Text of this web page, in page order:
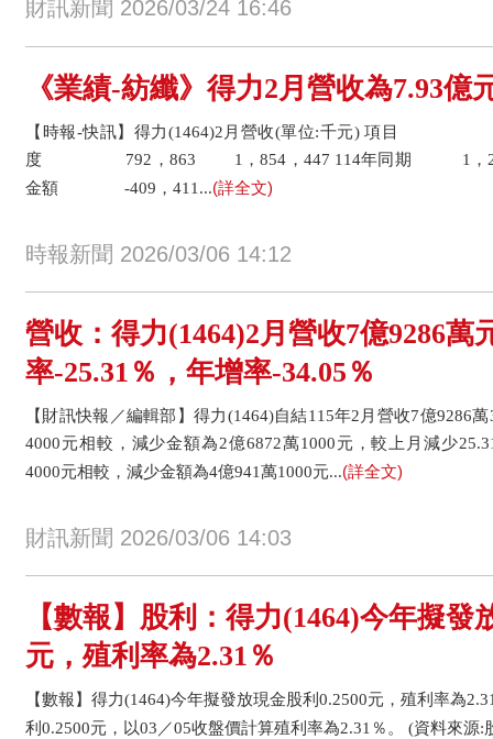
財訊新聞 2026/03/24 16:46
《業績-紡纖》得力2月營收為7.93億
【時報-快訊】得力(1464)2月營收(單位:千元) 項
度 792，863 1，854，447 114年同期 1，202
金額 -409，411...(詳全文)
時報新聞 2026/03/06 14:12
營收：得力(1464)2月營收7億9286萬
率-25.31％，年增率-34.05％
【財訊快報／編輯部】得力(1464)自結115年2月營收7億9286
4000元相較，減少金額為2億6872萬1000元，較上月減少
4000元相較，減少金額為4億941萬1000元...(詳全文)
財訊新聞 2026/03/06 14:03
【數報】股利：得力(1464)今年擬發
元，殖利率為2.31％
【數報】得力(1464)今年擬發放現金股利0.2500元，殖利率為
利0.2500元，以03／05收盤價計算殖利率為2.31％。 (資料來源: